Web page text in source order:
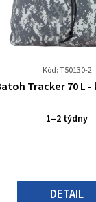
Kód: T50130-2
5
Tracker 70 L
1–2 týdny
DETAIL